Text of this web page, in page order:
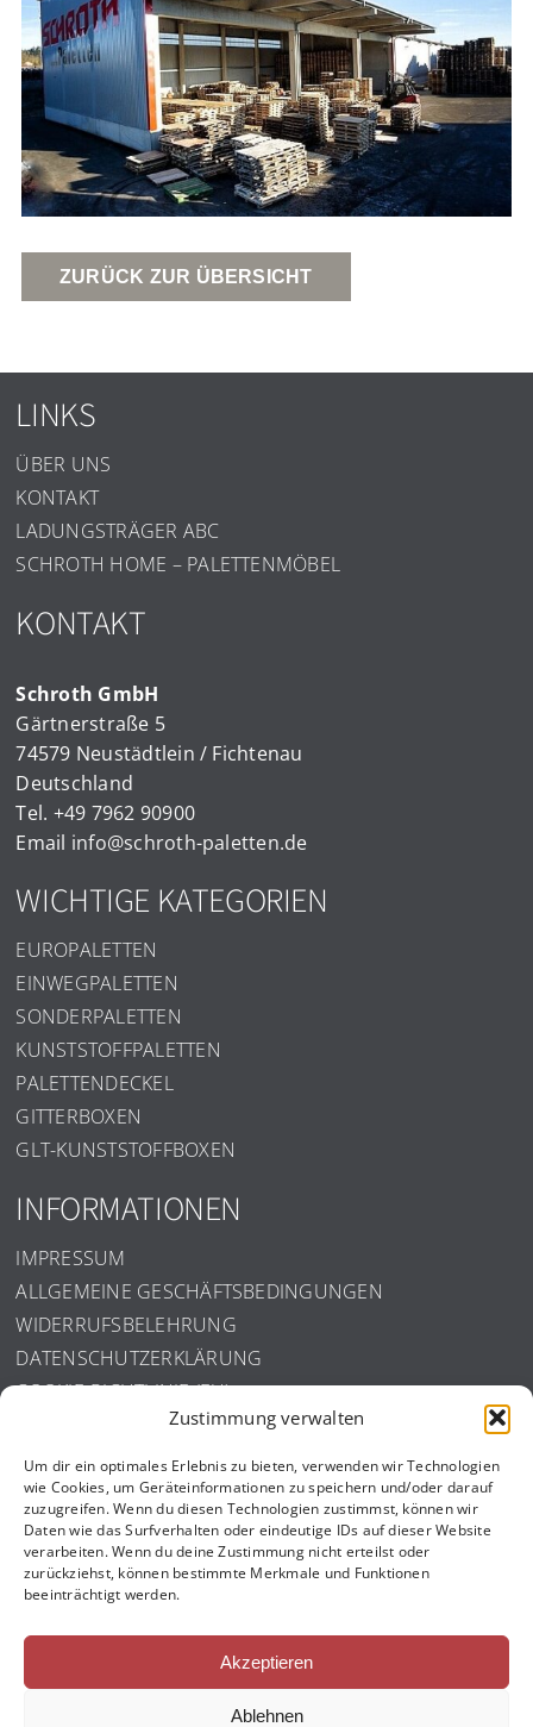
Zustimmung verwalten
Um dir ein optimales Erlebnis zu bieten, verwenden wir Technologien
wie Cookies, um Geräteinformationen zu speichern und/oder darauf
zuzugreifen. Wenn du diesen Technologien zustimmst, können wir
Daten wie das Surfverhalten oder eindeutige IDs auf dieser Website
verarbeiten. Wenn du deine Zustimmung nicht erteilst oder
zurückziehst, können bestimmte Merkmale und Funktionen
beeinträchtigt werden.
Akzeptieren
Ablehnen
ZURÜCK ZUR ÜBERSICHT
LINKS
ÜBER UNS
KONTAKT
LADUNGSTRÄGER ABC
SCHROTH HOME – PALETTENMÖBEL
KONTAKT
Schroth GmbH
Gärtnerstraße 5
74579 Neustädtlein / Fichtenau
Deutschland
Tel. +49 7962 90900
Email info@schroth-paletten.de
WICHTIGE KATEGORIEN
EUROPALETTEN
EINWEGPALETTEN
SONDERPALETTEN
KUNSTSTOFFPALETTEN
PALETTENDECKEL
GITTERBOXEN
GLT-KUNSTSTOFFBOXEN
INFORMATIONEN
IMPRESSUM
ALLGEMEINE GESCHÄFTSBEDINGUNGEN
WIDERRUFSBELEHRUNG
DATENSCHUTZERKLÄRUNG
COOKIE-RICHTLINIE (EU)
ISO ZERTIFIZIERUNG